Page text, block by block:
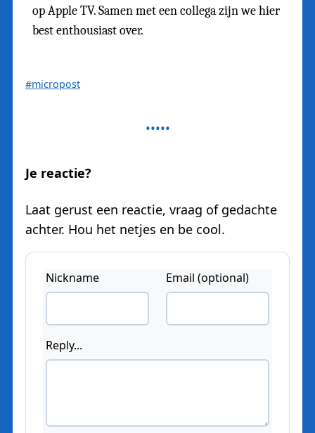
op Apple TV. Samen met een collega zijn we hier
best enthousiast over.
#micropost
Je reactie?
Laat gerust een reactie, vraag of gedachte
achter. Hou het netjes en be cool.